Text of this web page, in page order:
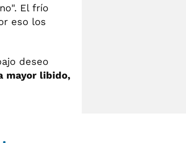
El frío
eso los
deseo
mayor libido,